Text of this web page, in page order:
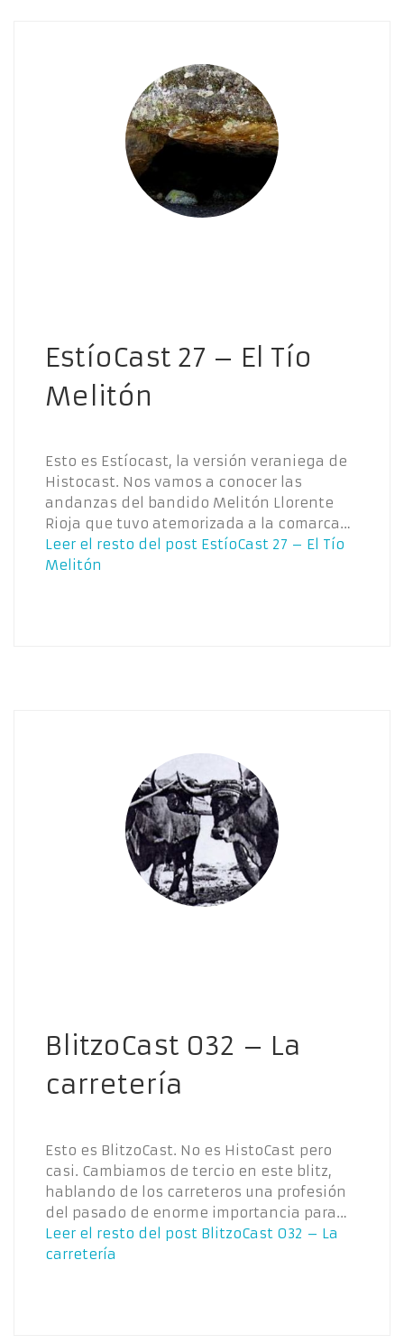
EstíoCast 27 – El Tío
Melitón
Esto es Estíocast, la versión veraniega de
Histocast. Nos vamos a conocer las
andanzas del bandido Melitón Llorente
Rioja que tuvo atemorizada a la comarca…
Leer el resto del post EstíoCast 27 – El Tío
Melitón
BlitzoCast 032 – La
carretería
Esto es BlitzoCast. No es HistoCast pero
casi. Cambiamos de tercio en este blitz,
hablando de los carreteros una profesión
del pasado de enorme importancia para…
Leer el resto del post BlitzoCast 032 – La
carretería